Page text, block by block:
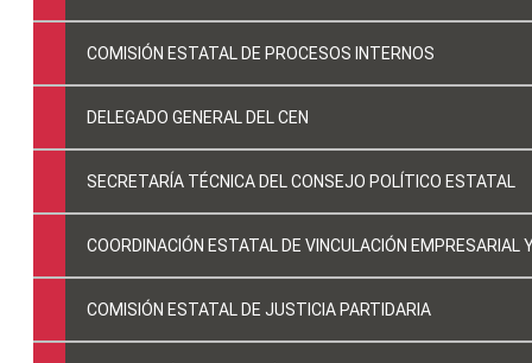
COMISIÓN ESTATAL DE PROCESOS INTERNOS
DELEGADO GENERAL DEL CEN
SECRETARÍA TÉCNICA DEL CONSEJO POLÍTICO ESTATAL
COORDINACIÓN ESTATAL DE VINCULACIÓN EMPRESARIAL
COMISIÓN ESTATAL DE JUSTICIA PARTIDARIA